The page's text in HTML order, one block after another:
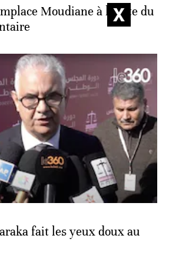
Moudiane à la tête du
fait les yeux doux au